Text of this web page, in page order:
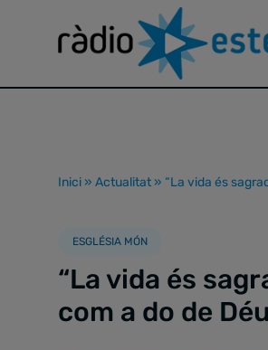
Inici » Actualitat » “La vida és
ESGLÉSIA MÓN
“La vida és
com a do de